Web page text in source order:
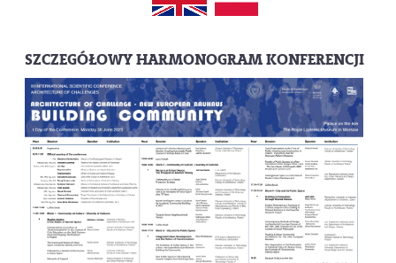
SZCZEGÓŁOWY HARMONOGRAM KONFERENCJI